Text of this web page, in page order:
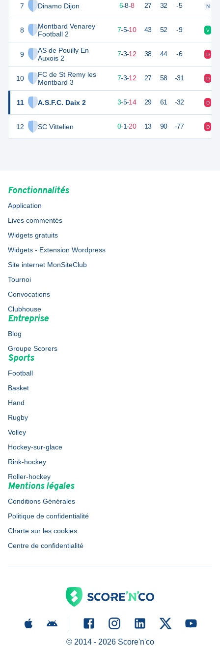
7 Dinamo Dijon
8
Montbard Venarey
Football 2
9
AS de Pouilly En
Auxois 2
10
FC de St Remy les
Montbard 3
11 A.S.F.C. Daix 2
12 SC Vittelien
6-8-8 27 32 -5 N
26 7-5-10 43 52 -9 V
24 7-3-12 38 44 -6 D
24 7-3-12 27 58 -31 D
3-5-14 29 61 -32 D
0-1-20 13 90 -77 D
Fonctionnalités
Application
Lives commentés
Widgets gratuits
Widgets - Extension Wordpress
Site internet MonSiteClub
Tournoi
Convocations
Clubhouse
Entreprise
Blog
Groupe Scorers
Sports
Football
Basket
Hand
Rugby
Volley
Hockey-sur-glace
Rink-hockey
Roller-hockey
Mentions légales
Conditions Générales
Politique de confidentialité
Charte sur les cookies
Centre de confidentialité
© 2014 - 2026Score'n'co